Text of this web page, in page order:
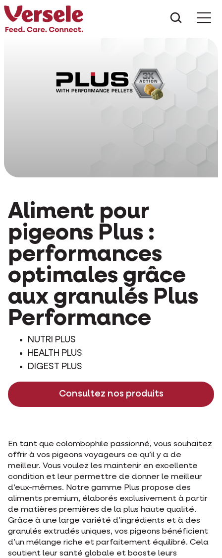
Aliment pour
pigeons Plus :
performances
optimales grâce
aux granulés Plus
Performance
NUTRI PLUS
HEALTH PLUS
DIGEST PLUS
Consultez nos produits
En tant que colombophile passionné, vous souhaitez
offrir à vos pigeons voyageurs ce qu’il y a de
meilleur. Vous voulez les maintenir en excellente
condition et leur permettre de donner le meilleur
d’eux-mêmes. Notre gamme Plus propose des
aliments premium, élaborés exclusivement à partir
de matières premières de la plus haute qualité.
Grâce à une large variété d’ingrédients et à des
granulés extrudés uniques, vos pigeons bénéficient
d’un mélange riche et parfaitement équilibré. Cela
soutient leur santé globale et booste leurs